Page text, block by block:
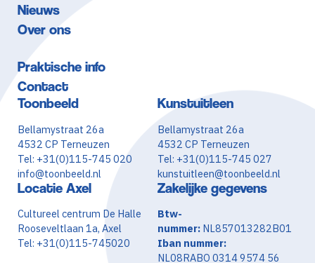
Nieuws
Over ons
Praktische info
Contact
Toonbeeld
Bellamystraat 26a
4532 CP Terneuzen
Tel: +31(0)115-745 020
info@toonbeeld.nl
Kunstuitleen
Bellamystraat 26a
4532 CP Terneuzen
Tel: +31(0)115-745 027
kunstuitleen@toonbeeld.nl
Locatie Axel
Cultureel centrum De Halle
Rooseveltlaan 1a, Axel
Tel: +31(0)115-745020
Zakelijke gegevens
Btw-
nummer: NL857013282B01
Iban nummer:
NL08RABO 0314 9574 56